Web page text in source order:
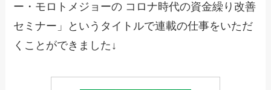
ー・モロトメジョーの コロナ時代の資金繰り改善
セミナー」というタイトルで連載の仕事をいただ
くことができました↓